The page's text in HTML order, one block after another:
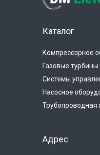
Каталог
Компрессорное
Газовые турбины
Системы
Насосное
Трубопроводная
Адрес